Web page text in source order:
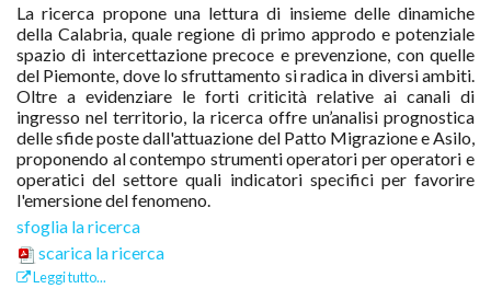
La ricerca propone una lettura di insieme delle dinamiche
della Calabria, quale regione di primo approdo e potenziale
spazio di intercettazione precoce e prevenzione, con quelle
del Piemonte, dove lo sfruttamento si radica in diversi ambiti.
Oltre a evidenziare le forti criticità relative ai canali di
ingresso nel territorio, la ricerca offre un’analisi prognostica
delle sfide poste dall'attuazione del Patto Migrazione e Asilo,
proponendo al contempo strumenti operatori per operatori e
operatici del settore quali indicatori specifici per favorire
l'emersione del fenomeno.
sfoglia la ricerca
scarica la ricerca
Leggi tutto...